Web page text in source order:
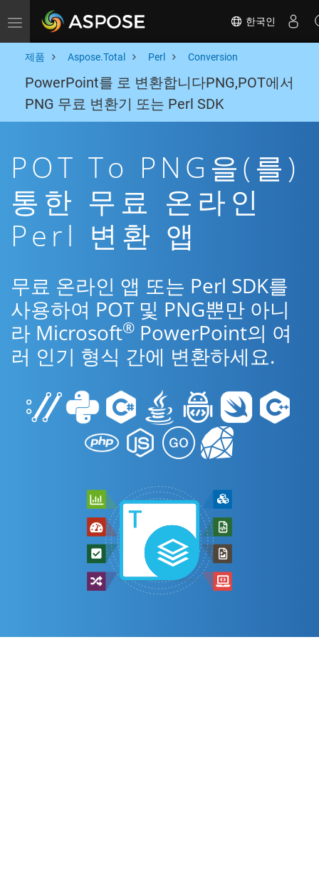
Toggle navigation 한국인
제품 Aspose.Total Perl Conversion
PowerPoint를 로 변환합니다PNG,POT에서
PNG 무료 변환기 또는 Perl SDK
POT To PNG을(를)
통한 무료 온라인
Perl 변환 앱
무료 온라인 앱 또는 Perl SDK를
사용하여 POT 및 PNG뿐만 아니
라 Microsoft® PowerPoint의 여
러 인기 형식 간에 변환하세요.